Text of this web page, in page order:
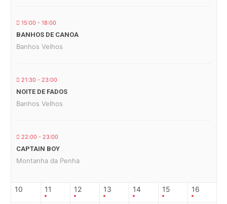
15:00 - 18:00
BANHOS DE CANOA
Banhos Velhos
21:30 - 23:00
NOITE DE FADOS
Banhos Velhos
22:00 - 23:00
CAPTAIN BOY
Montanha da Penha
10 11 12 13 14 15 16